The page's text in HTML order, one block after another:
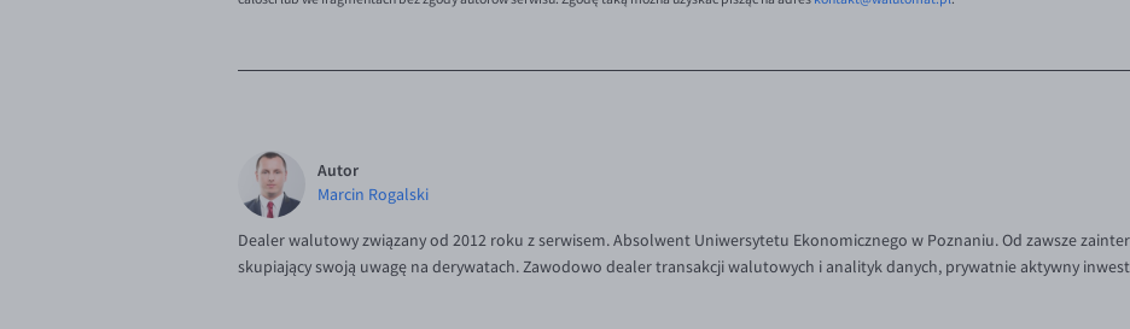
Autor
Marcin Rogalski
Dealer walutowy związany od 2012 roku z serwisem. Absolwent Uniwersytetu Ekonomicznego w Poznaniu. Od zawsze
skupiający swoją uwagę na derywatach. Zawodowo dealer transakcji walutowych i analityk danych, prywatnie aktywny